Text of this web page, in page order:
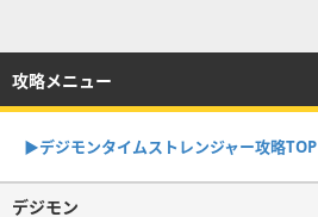
攻略メニュー
▶︎デジモンタイムストレンジャー攻略TOP
デジモン